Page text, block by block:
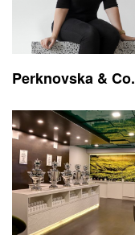
Perknovska & Co.